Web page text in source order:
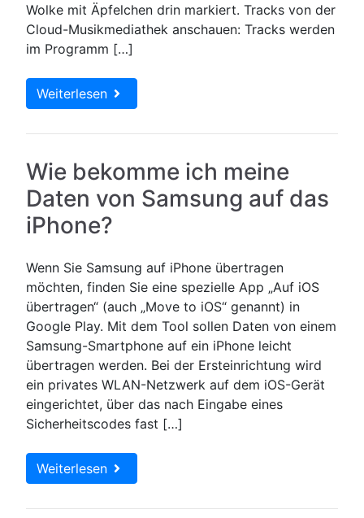
Wolke mit Äpfelchen drin markiert. Tracks von der
Cloud-Musikmediathek anschauen: Tracks werden
im Programm […]
Weiterlesen
Wie bekomme ich meine
Daten von Samsung auf das
iPhone?
Wenn Sie Samsung auf iPhone übertragen
möchten, finden Sie eine spezielle App „Auf iOS
übertragen“ (auch „Move to iOS“ genannt) in
Google Play. Mit dem Tool sollen Daten von einem
Samsung-Smartphone auf ein iPhone leicht
übertragen werden. Bei der Ersteinrichtung wird
ein privates WLAN-Netzwerk auf dem iOS-Gerät
eingerichtet, über das nach Eingabe eines
Sicherheitscodes fast […]
Weiterlesen